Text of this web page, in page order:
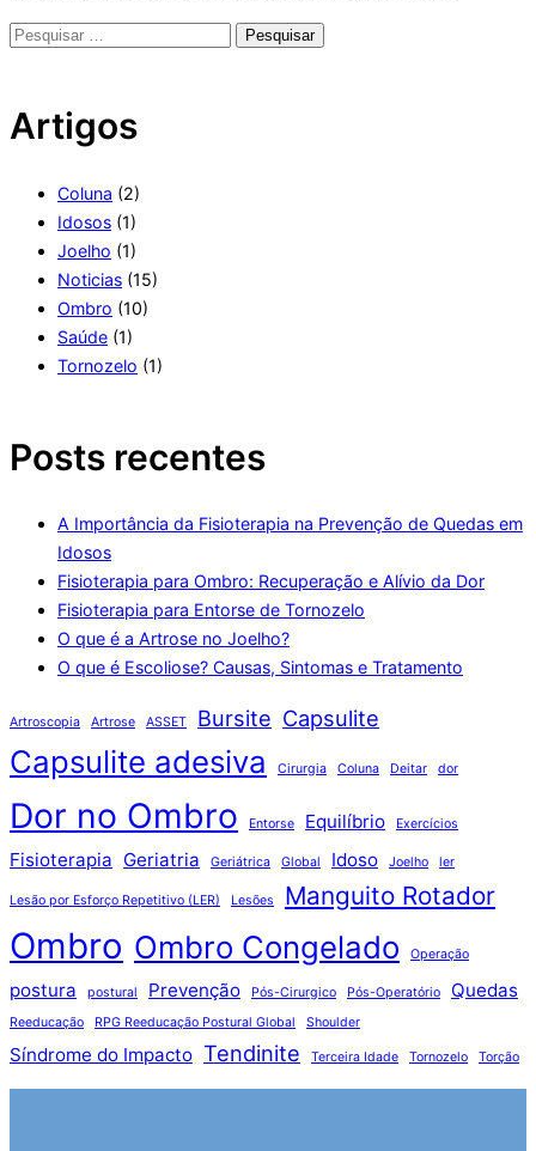
Pesquisar
Artigos
Coluna (2)
Idosos (1)
Joelho (1)
Noticias (15)
Ombro (10)
Saúde (1)
Tornozelo (1)
Posts recentes
A Importância da Fisioterapia na Prevenção de Quedas em
Idosos
Fisioterapia para Ombro: Recuperação e Alívio da Dor
Fisioterapia para Entorse de Tornozelo
O que é a Artrose no Joelho?
O que é Escoliose? Causas, Sintomas e Tratamento
Artroscopia Artrose ASSET Bursite Capsulite
Capsulite adesiva Cirurgia Coluna Deitar dor
Dor no Ombro Entorse Equilíbrio Exercícios
Fisioterapia Geriatria Geriátrica Global Idoso Joelho ler
Lesão por Esforço Repetitivo (LER) Lesões Manguito Rotador
Ombro Ombro Congelado Operação
postura postural Prevenção Pós-Cirurgico Pós-Operatório Quedas
Reeducação RPG Reeducação Postural Global Shoulder
Síndrome do Impacto Tendinite Terceira Idade Tornozelo Torção